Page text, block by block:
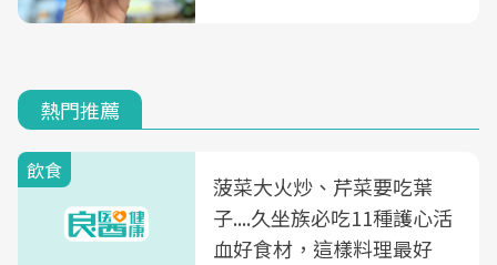
熱門推薦
飲食
菠菜大火炒、芹菜要吃葉
子....久坐族必吃11種護心活
血好食材，這樣料理最好